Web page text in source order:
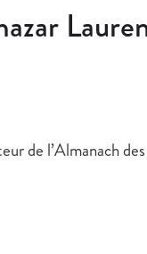
de l’Almanach